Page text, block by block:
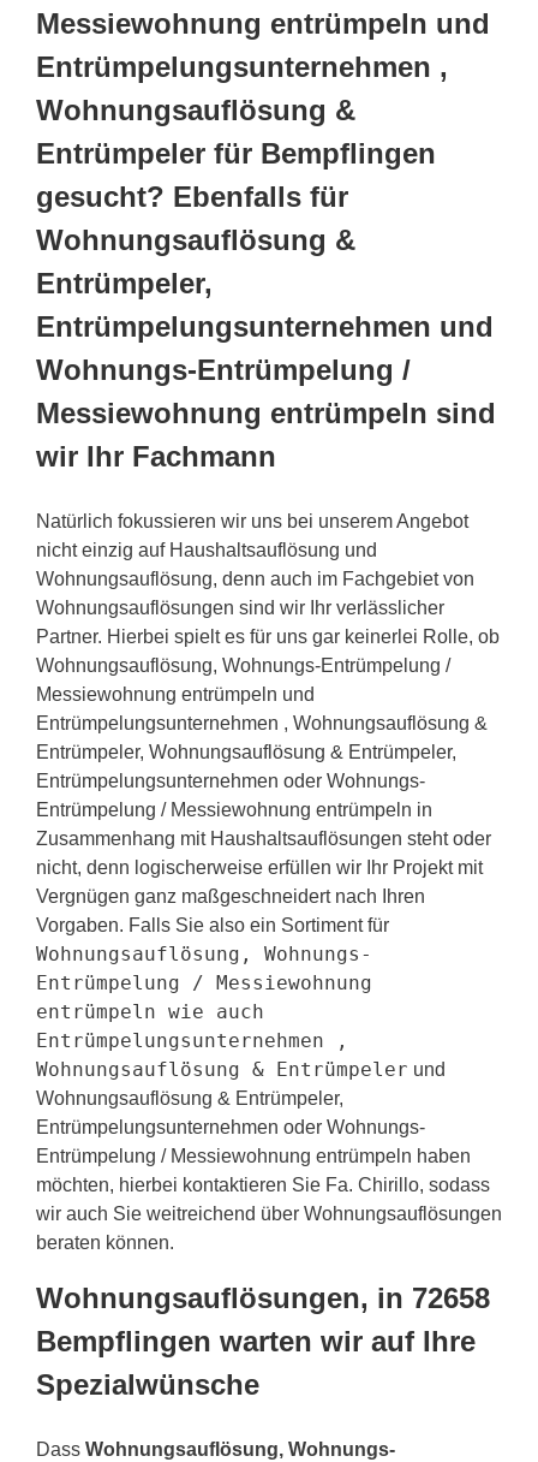
Messiewohnung entrümpeln und
Entrümpelungsunternehmen ,
Wohnungsauflösung &
Entrümpeler für Bempflingen
gesucht? Ebenfalls für
Wohnungsauflösung &
Entrümpeler,
Entrümpelungsunternehmen und
Wohnungs-Entrümpelung /
Messiewohnung entrümpeln sind
wir Ihr Fachmann
Natürlich fokussieren wir uns bei unserem Angebot
nicht einzig auf Haushaltsauflösung und
Wohnungsauflösung, denn auch im Fachgebiet von
Wohnungsauflösungen sind wir Ihr verlässlicher
Partner. Hierbei spielt es für uns gar keinerlei Rolle, ob
Wohnungsauflösung, Wohnungs-Entrümpelung /
Messiewohnung entrümpeln und
Entrümpelungsunternehmen , Wohnungsauflösung &
Entrümpeler, Wohnungsauflösung & Entrümpeler,
Entrümpelungsunternehmen oder Wohnungs-
Entrümpelung / Messiewohnung entrümpeln in
Zusammenhang mit Haushaltsauflösungen steht oder
nicht, denn logischerweise erfüllen wir Ihr Projekt mit
Vergnügen ganz maßgeschneidert nach Ihren
Vorgaben. Falls Sie also ein Sortiment für
Wohnungsauflösung, Wohnungs-
Entrümpelung / Messiewohnung
entrümpeln wie auch
Entrümpelungsunternehmen ,
Wohnungsauflösung & Entrümpeler und
Wohnungsauflösung & Entrümpeler,
Entrümpelungsunternehmen oder Wohnungs-
Entrümpelung / Messiewohnung entrümpeln haben
möchten, hierbei kontaktieren Sie Fa. Chirillo, sodass
wir auch Sie weitreichend über Wohnungsauflösungen
beraten können.
Wohnungsauflösungen, in 72658
Bempflingen warten wir auf Ihre
Spezialwünsche
Dass Wohnungsauflösung, Wohnungs-